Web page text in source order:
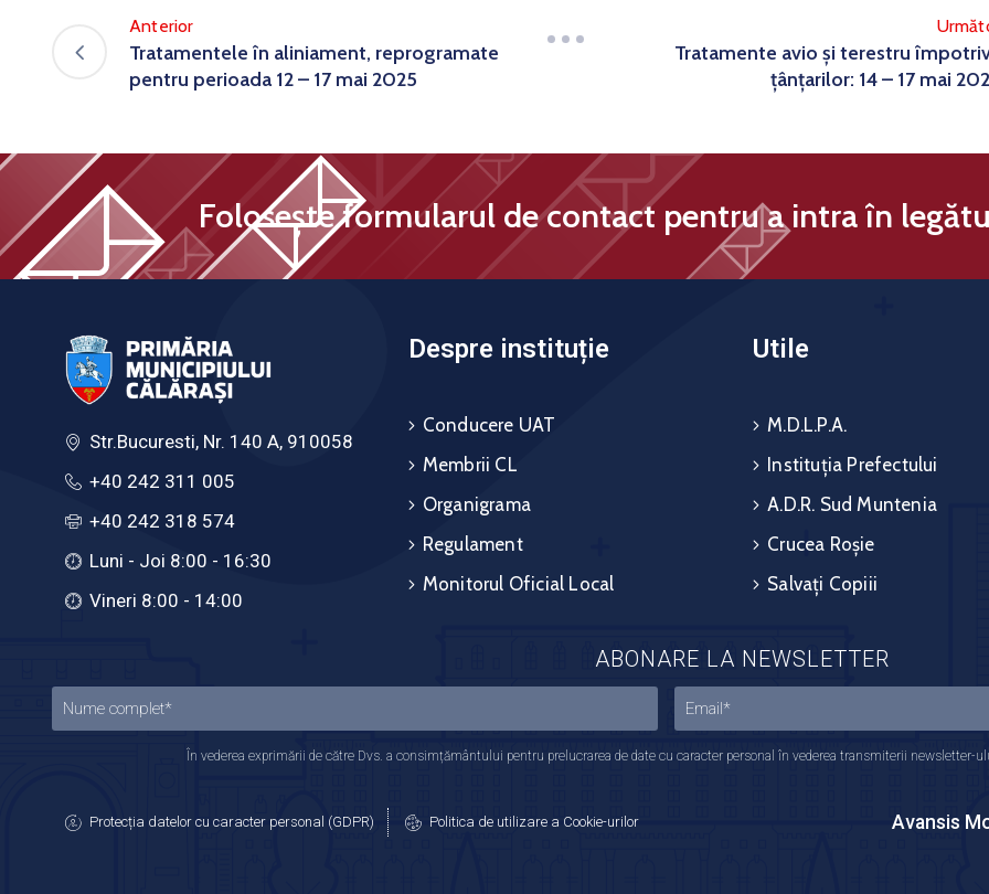
Anterior
Tratamentele în aliniament, reprogramate
pentru perioada 12 – 17 mai 2025
Tratamente avio și terestru
țânțarilor: 14 – 17 mai
Folosește formularul de contact pentru a intra în
Str.Bucuresti, Nr. 140 A, 910058
+40 242 311 005
+40 242 318 574
Luni - Joi 8:00 - 16:30
Vineri 8:00 - 14:00
Despre instituție
Conducere UAT
Membrii CL
Organigrama
Regulament
Monitorul Oficial Local
Utile
M.D.L.P.A.
Instituția Prefectului
A.D.R. Sud Muntenia
Crucea Roșie
Salvați Copiii
ABONARE LA NEWSLETTER
În vederea exprimării de către Dvs. a consimțământului pentru prelucrarea de date cu caracter personal în vederea transmiterii newsletter-
Protecția datelor cu caracter personal (GDPR) Politica de utilizare a Cookie-urilor Avansis